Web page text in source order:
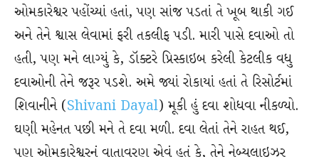
ઓમકારેશ્વર પહોંચ્યાં હતાં, પણ સાંજ પડતાં તે ખૂબ થાકી ગઈ
અને તેને શ્વાસ લેવામાં ફરી તકલીફ પડી. મારી પાસે દવાઓ તો
હતી, પણ મને લાગ્યું કે, ડૉક્ટરે પ્રિસ્કાઇબ કરેલી કેટલીક વધુ
દવાઓની તેને જરૂર પડશે. અમે જ્યાં રોકાયાં હતાં તે રિસોર્ટમાં
શિવાનીને (Shivani Dayal) મૂકી હું દવા શોધવા નીકળ્યો.
ઘણી મહેનત પછી મને તે દવા મળી. દવા લેતાં તેને રાહત થઈ,